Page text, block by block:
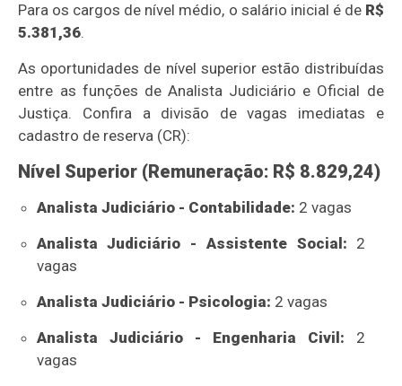
Para os cargos de nível médio, o salário inicial é de R$
5.381,36.
As oportunidades de nível superior estão distribuídas
entre as funções de Analista Judiciário e Oficial de
Justiça. Confira a divisão de vagas imediatas e
cadastro de reserva (CR):
Nível Superior (Remuneração: R$ 8.829,24)
Analista Judiciário - Contabilidade: 2 vagas
Analista Judiciário - Assistente Social: 2
vagas
Analista Judiciário - Psicologia: 2 vagas
Analista Judiciário - Engenharia Civil: 2
vagas